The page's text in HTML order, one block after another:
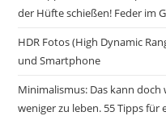
der Hüfte schießen! Feder im
HDR Fotos (High Dynamic
und Smartphone
Minimalismus: Das kann doch
weniger zu leben. 55 Tipps